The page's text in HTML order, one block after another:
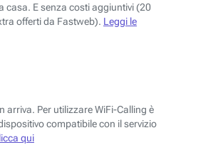
casa. E senza costi aggiuntivi (20
offerti da Fastweb). Leggi le
arriva. Per utilizzare WiFi-Calling è
compatibile con il servizio
qui